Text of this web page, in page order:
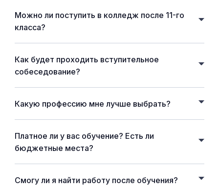
Можно ли поступить в колледж после 11-го
класса?
Как будет проходить вступительное
собеседование?
Какую профессию мне лучше выбрать?
Платное ли у вас обучение? Есть ли
бюджетные места?
Смогу ли я найти работу после обучения?